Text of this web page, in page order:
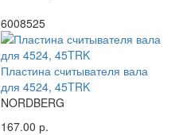
6008525
Пластина считывателя вала
для 4524, 45TRK
NORDBERG
167.00 р.